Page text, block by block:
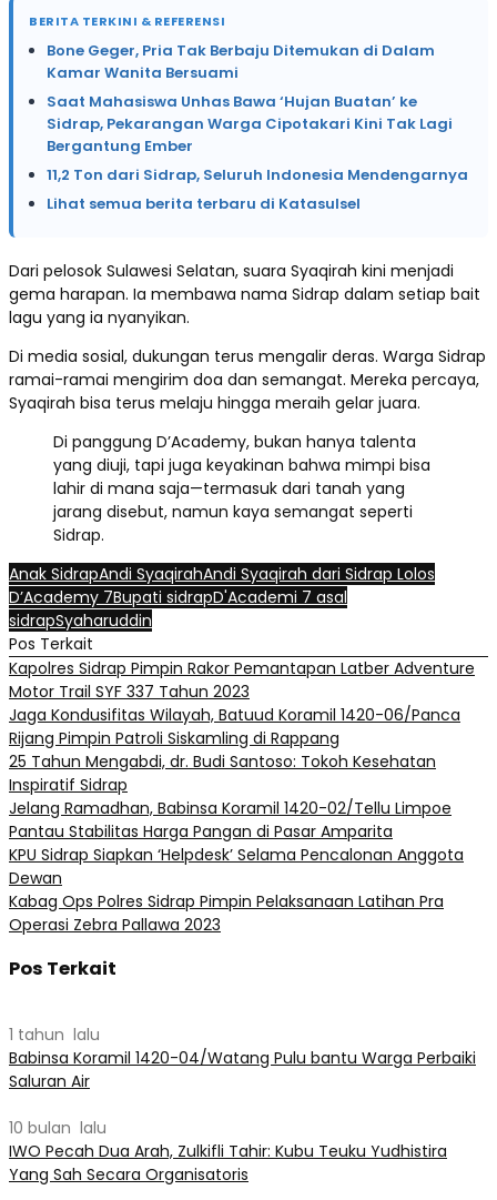
BERITA TERKINI & REFERENSI
Bone Geger, Pria Tak Berbaju Ditemukan di Dalam
Kamar Wanita Bersuami
Saat Mahasiswa Unhas Bawa ‘Hujan Buatan’ ke
Sidrap, Pekarangan Warga Cipotakari Kini Tak Lagi
Bergantung Ember
11,2 Ton dari Sidrap, Seluruh Indonesia Mendengarnya
Lihat semua berita terbaru di Katasulsel
Dari pelosok Sulawesi Selatan, suara Syaqirah kini menjadi
gema harapan. Ia membawa nama Sidrap dalam setiap bait
lagu yang ia nyanyikan.
Di media sosial, dukungan terus mengalir deras. Warga Sidrap
ramai-ramai mengirim doa dan semangat. Mereka percaya,
Syaqirah bisa terus melaju hingga meraih gelar juara.
Di panggung D’Academy, bukan hanya talenta
yang diuji, tapi juga keyakinan bahwa mimpi bisa
lahir di mana saja—termasuk dari tanah yang
jarang disebut, namun kaya semangat seperti
Sidrap.
Anak SidrapAndi SyaqirahAndi Syaqirah dari Sidrap Lolos
D’Academy 7Bupati sidrapD'Academi 7 asal
sidrapSyaharuddin
Pos Terkait
Kapolres Sidrap Pimpin Rakor Pemantapan Latber Adventure
Motor Trail SYF 337 Tahun 2023
Jaga Kondusifitas Wilayah, Batuud Koramil 1420-06/Panca
Rijang Pimpin Patroli Siskamling di Rappang
25 Tahun Mengabdi, dr. Budi Santoso: Tokoh Kesehatan
Inspiratif Sidrap
Jelang Ramadhan, Babinsa Koramil 1420-02/Tellu Limpoe
Pantau Stabilitas Harga Pangan di Pasar Amparita
KPU Sidrap Siapkan ‘Helpdesk’ Selama Pencalonan Anggota
Dewan
Kabag Ops Polres Sidrap Pimpin Pelaksanaan Latihan Pra
Operasi Zebra Pallawa 2023
Pos Terkait
1 tahun lalu
Babinsa Koramil 1420-04/Watang Pulu bantu Warga Perbaiki
Saluran Air
10 bulan lalu
IWO Pecah Dua Arah, Zulkifli Tahir: Kubu Teuku Yudhistira
Yang Sah Secara Organisatoris